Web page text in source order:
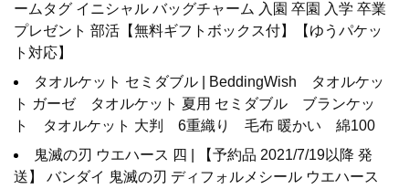
ームタグ イニシャル バッグチャーム 入園 卒園 入学 卒業
プレゼント 部活【無料ギフトボックス付】【ゆうパケッ
ト対応】
タオルケット セミダブル | BeddingWish タオルケッ
ト ガーゼ タオルケット 夏用 セミダブル ブランケッ
ト タオルケット 大判 6重織り 毛布 暖かい 綿100
鬼滅の刃 ウエハース 四 | 【予約品 2021/7/19以降 発
送】 バンダイ 鬼滅の刃 ディフォルメシール ウエハース